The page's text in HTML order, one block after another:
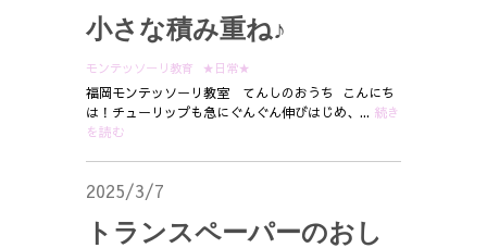
小さな積み重ね♪
モンテッソーリ教育
★日常★
福岡モンテッソーリ教室 てんしのおうち こんにち
は！チューリップも急にぐんぐん伸びはじめ、... 続き
を読む
2025/3/7
トランスペーパーのおし